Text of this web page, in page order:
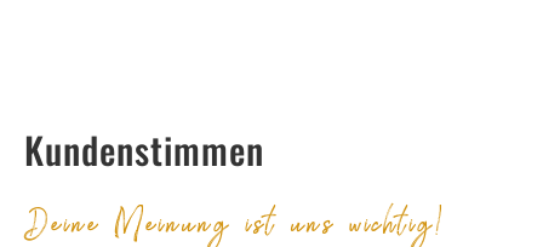
Kundenstimmen
Deine Meinung ist uns wichtig!